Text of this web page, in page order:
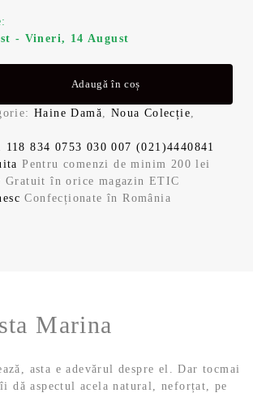
- Vineri, 14 August
Adaugă în coș
Haine Damă, Noua Colecție,
118 834 0753 030 007 (021)4440841
Pentru comenzi de minim 200 lei
Gratuit în orice magazin ETIC
Confecționate în România
Marina
asta e adevărul despre el. Dar tocmai
dă aspectul acela natural, neforțat, pe